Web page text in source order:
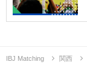
IBJ Matching 関西